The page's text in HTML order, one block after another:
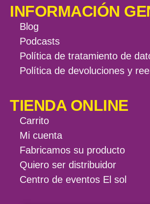
INFORMACIÓN
Blog
Podcasts
Política de tratamiento de
Política de devoluciones y
TIENDA ONLINE
Carrito
Mi cuenta
Fabricamos su producto
Quiero ser distribuidor
Centro de eventos El sol